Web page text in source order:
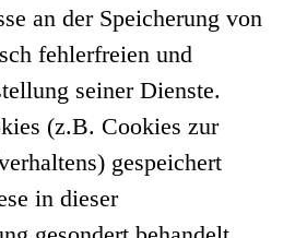
an der Speicherung von
fehlerfreien und
seiner Dienste.
(z.B. Cookies zur
gespeichert
in dieser